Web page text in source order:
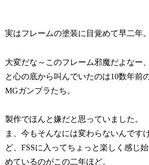
実はフレームの塗装に目覚めて早二年。
大変だな～このフレーム邪魔だよなー、
と心の底から叫んでいたのは10数年前
MGガンプラたち。
製作でほんと嫌だと思っていました。
ま、今もそんなには変わらないんです
ど、FSSに入ってちょっと楽しく感じ始
めているのがこの二年ほど。